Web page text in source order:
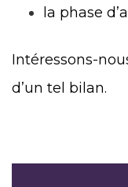
la phase
Intéressons-
d’un tel bilan.